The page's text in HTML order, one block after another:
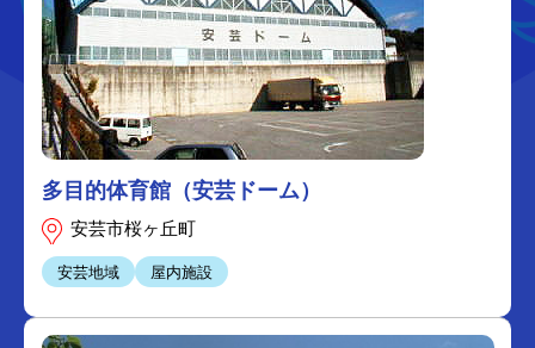
多目的体育館（安芸ドーム）
安芸市桜ヶ丘町
安芸地域 屋内施設